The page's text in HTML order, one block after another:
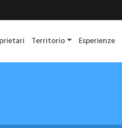
Territorio Esperienze